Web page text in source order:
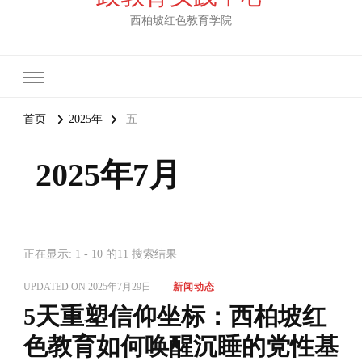
西柏坡红色教育学院
首页 2025年 五
2025年7月
正在显示: 1 - 10 的11 搜索结果
UPDATED ON 2025年7月29日 新闻动态
5天重塑信仰坐标：西柏坡红
色教育如何唤醒沉睡的党性基